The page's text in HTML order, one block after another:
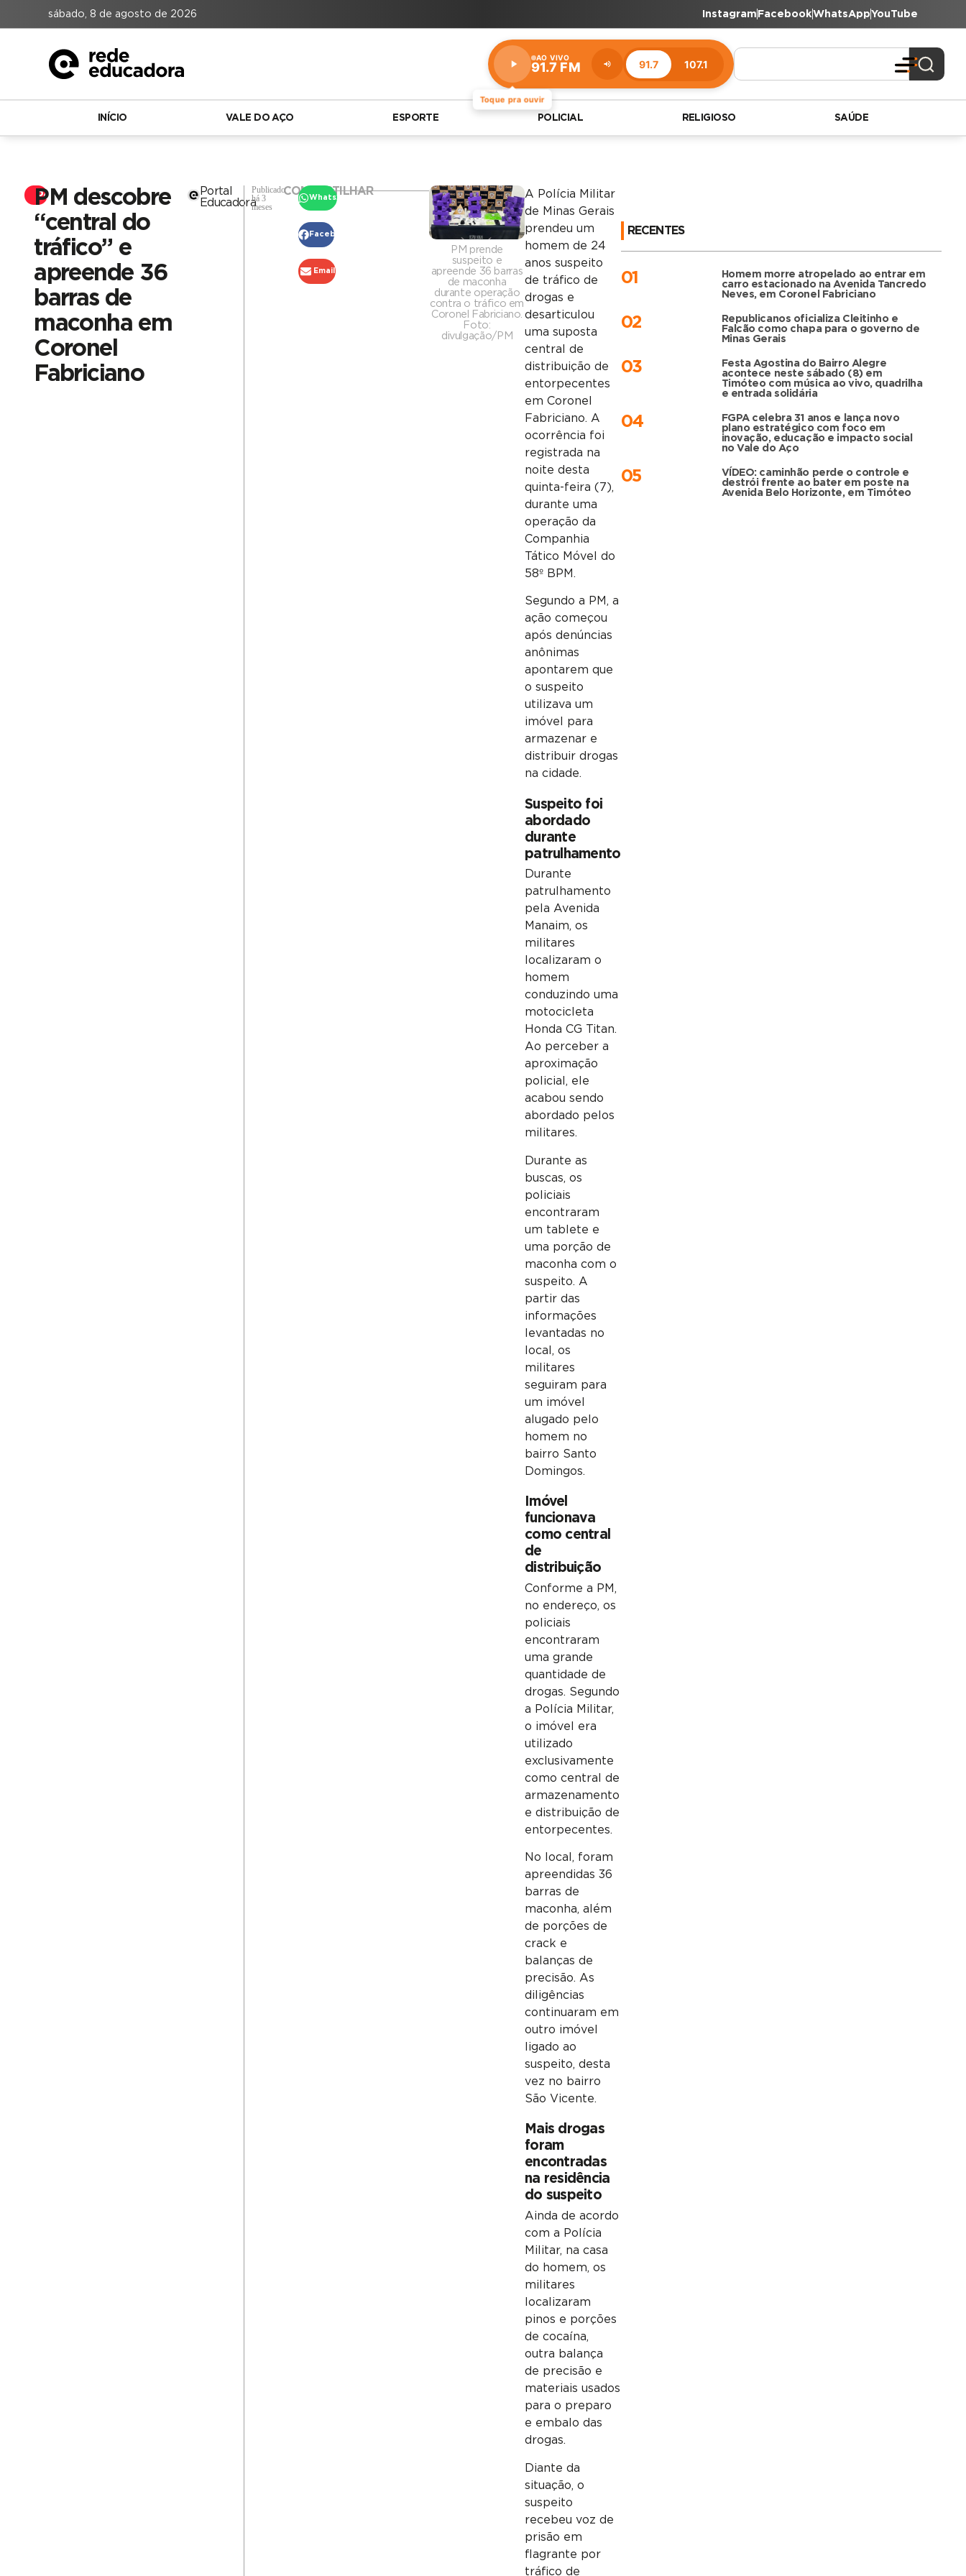
sábado, 8 de agosto de 2026 Instagram FacebookWhatsAppYouTube
Toque pra ouvir
AO VIVO
91.7 FM 91.7 107.1
Estação:
91.7
FM
INÍCIO VALE DO AÇO ESPORTE POLICIAL RELIGIOSO SAÚDE
Polícia
PM descobre
“central do
tráfico” e
apreende 36
barras de
maconha em
Coronel
Fabriciano
Portal
Educadora
Publicado
há 3
meses
COMPARTILHAR
WhatsApp
Facebook
Email
PM prende
suspeito e
apreende 36 barras
de maconha
durante operação
contra o tráfico em
Coronel Fabriciano.
Foto:
divulgação/PM
A Polícia Militar
de Minas Gerais
prendeu um
homem de 24
anos suspeito
de tráfico de
drogas e
desarticulou
uma suposta
central de
distribuição de
entorpecentes
emCoronel
Fabriciano. A
ocorrência foi
registrada na
noite desta
quinta-feira (7),
durante uma
operação da
Companhia
Tático Móvel do
58º BPM.
Segundo a PM, a
ação começou
após denúncias
anônimas
apontarem que
o suspeito
utilizava um
imóvel para
armazenar e
distribuir drogas
na cidade.
Suspeito foi
abordado
durante
patrulhamento
Durante
patrulhamento
pela Avenida
Manaim, os
militares
localizaram o
homem
conduzindo uma
motocicleta
Honda CG Titan.
Ao perceber a
aproximação
policial, ele
acabou sendo
abordado pelos
militares.
Durante as
buscas, os
policiais
encontraram
um tablete e
uma porção de
maconha com o
suspeito. A
partir das
informações
levantadas no
local, os
militares
seguiram para
um imóvel
alugado pelo
homem no
bairro Santo
Domingos.
Imóvel
funcionava
como central
de
distribuição
Conforme a PM,
no endereço, os
policiais
encontraram
uma grande
quantidade de
drogas. Segundo
a Polícia Militar,
o imóvel era
utilizado
exclusivamente
como central de
armazenamento
e distribuição de
entorpecentes.
No local, foram
apreendidas 36
barras de
maconha, além
de porções de
crack e
balanças de
precisão. As
diligências
continuaram em
outro imóvel
ligado ao
suspeito, desta
vez no bairro
São Vicente.
Mais drogas
foram
encontradas
na residência
do suspeito
Ainda de acordo
com a Polícia
Militar, na casa
do homem, os
militares
localizaram
pinos e porções
de cocaína,
outra balança
de precisão e
materiais usados
para o preparo
e embalo das
drogas.
Diante da
situação, o
suspeito
recebeu voz de
prisão em
flagrante por
tráfico de
RECENTES
01
Homem morre atropelado ao entrar em
carro estacionado na Avenida Tancredo
Neves, em Coronel Fabriciano
02
Republicanos oficializa Cleitinho e
Falcão como chapa para o governo de
Minas Gerais
03
Festa Agostina do Bairro Alegre
acontece neste sábado (8) em
Timóteo com música ao vivo, quadrilha
e entrada solidária
04
FGPA celebra 31 anos e lança novo
plano estratégico com foco em
inovação, educação e impacto social
no Vale do Aço
05
VÍDEO: caminhão perde o controle e
destrói frente ao bater em poste na
Avenida Belo Horizonte, em Timóteo